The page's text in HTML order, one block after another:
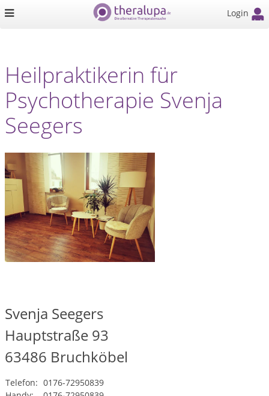
Login
Heilpraktikerin für
Psychotherapie Svenja
Seegers
Svenja Seegers
Hauptstraße 93
63486 Bruchköbel
Telefon: 0176-72950839